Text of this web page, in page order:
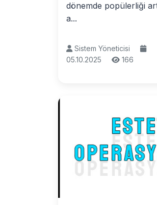
dönemde popülerliği
a...
Sistem Yöneticisi
05.10.2025
166